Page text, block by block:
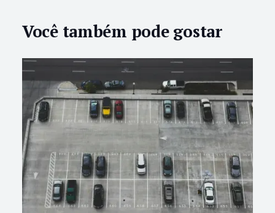
Você também pode gostar